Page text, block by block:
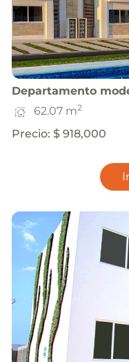
Departamento
62.07 m2
Precio: $ 918,000